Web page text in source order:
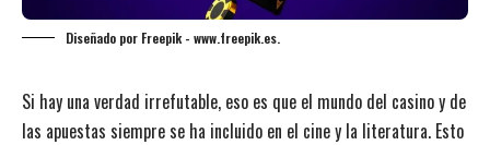
Diseñado por Freepik - www.freepik.es.
Si hay una verdad irrefutable, eso es que el mundo del casino y de
las apuestas siempre se ha incluido en el cine y la literatura. Esto